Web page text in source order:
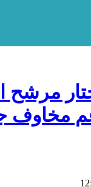
مرشح
مخاوف